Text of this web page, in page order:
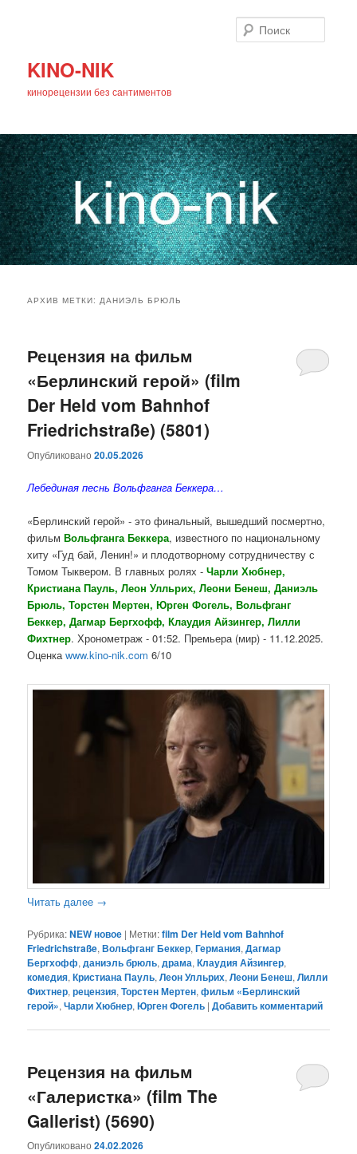
KINO-NIK
кинорецензии без сантиментов
основному
содержимому
дополнительному
содержимому
АРХИВ МЕТКИ:ДАНИЭЛЬ БРЮЛЬ
Рецензия на фильм
«Берлинский герой» (film
Der Held vom Bahnhof
Friedrichstraße) (5801)
Опубликовано20.05.2026
Лебединая песнь Вольфганга Беккера…
«Берлинский герой» - это финальный, вышедший посмертно,
фильмВольфганга Беккера, известного по национальному
хиту «Гуд бай, Ленин!» и плодотворному сотрудничеству с
Томом Тыквером. В главных ролях -Чарли Хюбнер,
Кристиана Пауль, Леон Улльрих, Леони Бенеш, Даниэль
Брюль, Торстен Мертен, Юрген Фогель, Вольфганг
Беккер, Дагмар Бергхофф, Клаудия Айзингер, Лилли
Фихтнер. Хронометраж - 01:52. Премьера (мир) - 11.12.2025.
Оценкаwww.kino-nik.com 6/10
Читать далее →
Рубрика:NEW новое | Метки:film Der Held vom Bahnhof
Friedrichstraße,Вольфганг Беккер,Германия,Дагмар
Бергхофф,даниэль брюль,драма,Клаудия Айзингер,
комедия,Кристиана Пауль,Леон Улльрих,Леони Бенеш,Лилли
Фихтнер,рецензия,Торстен Мертен,фильм «Берлинский
герой»,Чарли Хюбнер,Юрген Фогель |Добавить комментарий
Рецензия на фильм
«Галеристка» (film The
Gallerist) (5690)
Опубликовано24.02.2026